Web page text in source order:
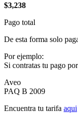
$3,238
Pago total
De esta forma solo
Por ejemplo:
Si contratas tu pago
Aveo
PAQ B 2009
Encuentra tu tarifa aqui